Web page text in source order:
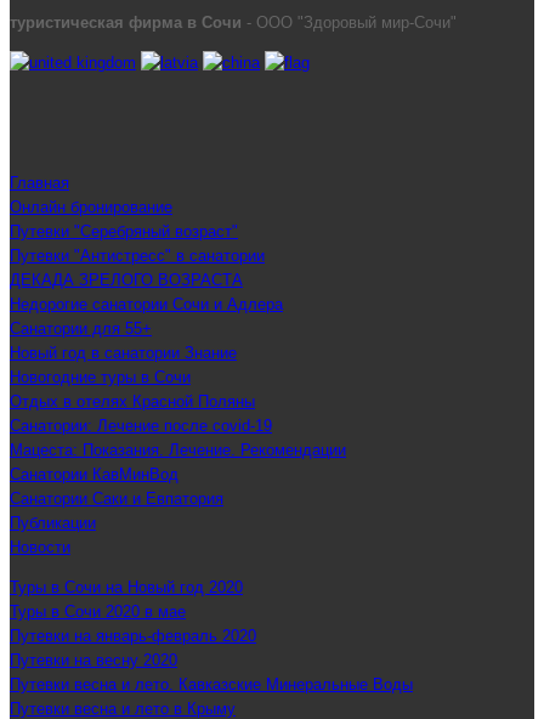
туристическая фирма в Сочи - ООО "Здоровый мир-Сочи"
Главная
Онлайн бронирование
Путевки "Серебряный возраст"
Путевки "Антистресс" в санатории
ДЕКАДА ЗРЕЛОГО ВОЗРАСТА
Недорогие санатории Сочи и Адлера
Санатории для 55+
Новый год в санатории Знание
Новогодние туры в Сочи
Отдых в отелях Красной Поляны
Санатории: Лечение после covid-19
Мацеста: Показания. Лечение. Рекомендации
Санатории КавМинВод
Санатории Саки и Евпатория
Публикации
Новости
Туры в Сочи на Новый год 2020
Туры в Сочи 2020 в мае
Путевки на январь-февраль 2020
Путевки на весну 2020
Путевки весна и лето. Кавказские Минеральные Воды
Путевки весна и лето в Крыму